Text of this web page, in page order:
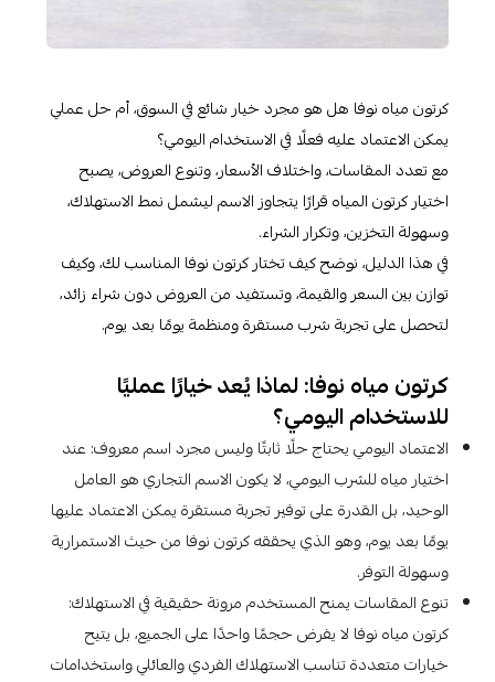
كرتون مياه نوفا هل هو مجرد خيار شائع في السوق، أم حل عملي
يمكن الاعتماد عليه فعلًا في الاستخدام اليومي؟
مع تعدد المقاسات، واختلاف الأسعار، وتنوع العروض، يصبح
اختيار كرتون المياه قرارًا يتجاوز الاسم ليشمل نمط الاستهلاك،
وسهولة التخزين، وتكرار الشراء.
في هذا الدليل، نوضح كيف تختار كرتون نوفا المناسب لك، وكيف
توازن بين السعر والقيمة، وتستفيد من العروض دون شراء زائد،
لتحصل على تجربة شرب مستقرة ومنظمة يومًا بعد يوم.
كرتون مياه نوفا: لماذا يُعد خيارًا عمليًا
للاستخدام اليومي؟
الاعتماد اليومي يحتاج حلًا ثابتًا وليس مجرد اسم معروف: عند
اختيار مياه للشرب اليومي، لا يكون الاسم التجاري هو العامل
الوحيد، بل القدرة على توفير تجربة مستقرة يمكن الاعتماد عليها
يومًا بعد يوم، وهو الذي يحققه كرتون نوفا من حيث الاستمرارية
وسهولة التوفر.
تنوع المقاسات يمنح المستخدم مرونة حقيقية في الاستهلاك:
كرتون مياه نوفا لا يفرض حجمًا واحدًا على الجميع، بل يتيح
خيارات متعددة تناسب الاستهلاك الفردي والعائلي واستخدامات